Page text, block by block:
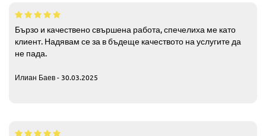
Бързо и качествено свършена работа, спечелиха ме като
клиент. Надявам се за в бъдеще качеството на услугите да
не пада.
Илиан Баев - 30.03.2025